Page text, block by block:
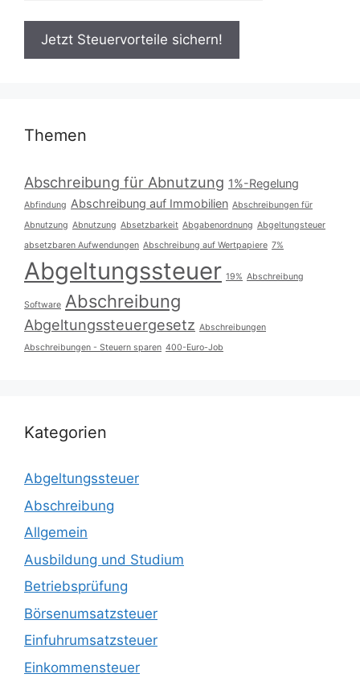
Themen
Abschreibung für Abnutzung 1%-Regelung
Abfindung Abschreibung auf Immobilien Abschreibungen für
Abnutzung Abnutzung Absetzbarkeit Abgabenordnung Abgeltungsteuer
absetzbaren Aufwendungen Abschreibung auf Wertpapiere 7%
Abgeltungssteuer 19% Abschreibung
Software Abschreibung
Abgeltungssteuergesetz Abschreibungen
Abschreibungen - Steuern sparen 400-Euro-Job
Kategorien
Abgeltungssteuer
Abschreibung
Allgemein
Ausbildung und Studium
Betriebsprüfung
Börsenumsatzsteuer
Einfuhrumsatzsteuer
Einkommensteuer